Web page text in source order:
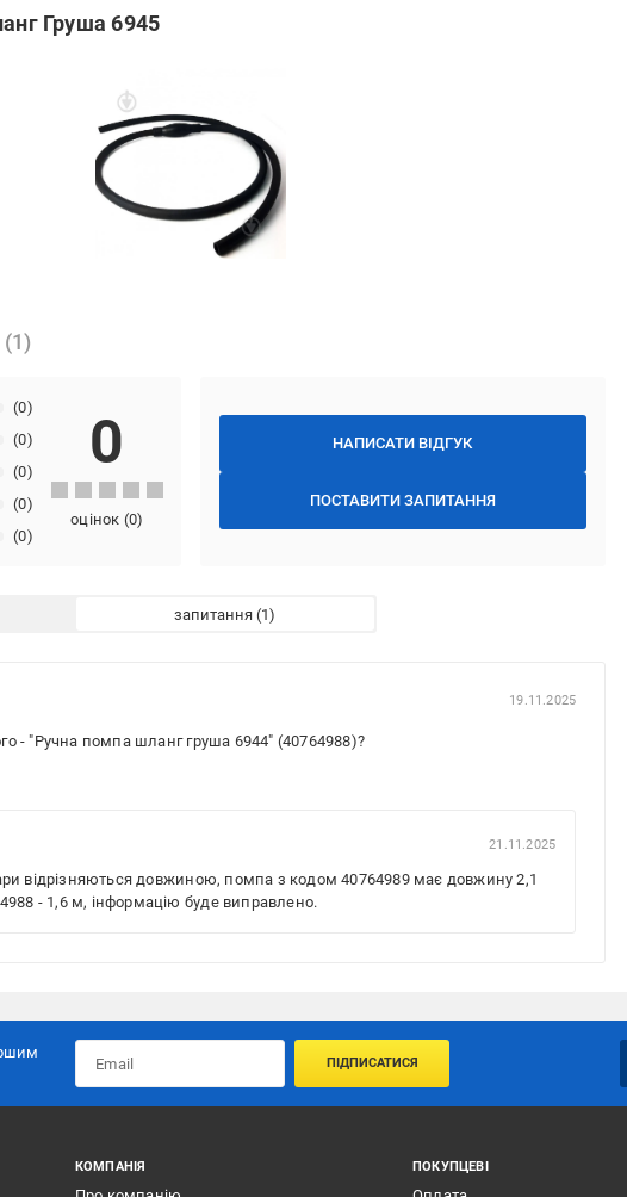
Груша 6945
НАПИСАТИ ВІДГУК
ПОСТАВИТИ ЗАПИТАННЯ
(0)
(0)
(0)
(0)
(0)
0
оцінок (0)
запитання
19.11.2025
- "Ручна помпа шланг груша 6944" (40764988)?
21.11.2025
відрізняються довжиною, помпа з кодом 40764989 має довжину 2,1
- 1,6 м, інформацію буде виправлено.
ПІДПИСАТИСЯ
КОМПАНІЯ ПОКУПЦЕВІ